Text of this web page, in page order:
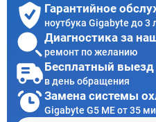
Гарантийное
ноутбука Gigabyte до 3
Диагностика за
ремонт по желанию
Бесплатный выезд
в день обращения
Замена системы
Gigabyte G5 ME от 35